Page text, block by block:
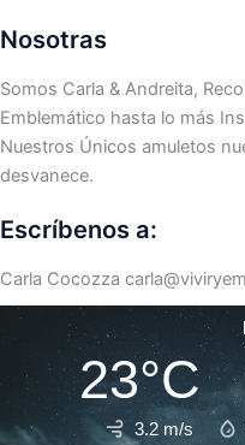
Nosotras
Somos Carla & Andreita,
Emblemático hasta lo más
Nuestros Únicos amuletos
desvanece.
Escríbenos a:
Carla Cocozza
23°C
3.2 m/s